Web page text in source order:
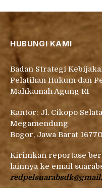
HUBUNGI KAMI
Badan Strategi
Pelatihan Hukum dan
Mahkamah Agung RI
Kantor: Jl. Cikopo
Megamendung
Bogor, Jawa Barat 16770
Kirimkan reportase
lainnya ke email